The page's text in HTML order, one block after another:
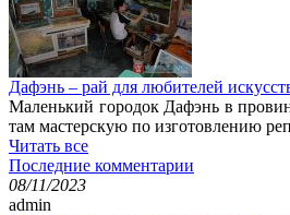
Дафэнь – рай для любителей
Маленький городок Дафэнь в
там мастерскую по изготовлению
Читать все
Последние комментарии
08/11/2023
admin